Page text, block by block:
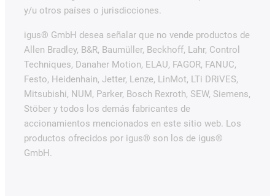
y/u otros países o jurisdicciones.
igus® GmbH desea señalar que no vende productos de
Allen Bradley, B&R, Baumüller, Beckhoff, Lahr, Control
Techniques, Danaher Motion, ELAU, FAGOR, FANUC,
Festo, Heidenhain, Jetter, Lenze, LinMot, LTi DRiVES,
Mitsubishi, NUM, Parker, Bosch Rexroth, SEW, Siemens,
Stöber y todos los demás fabricantes de
accionamientos mencionados en este sitio web. Los
productos ofrecidos por igus® son los de igus®
GmbH.